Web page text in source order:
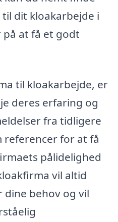
dit kloakarbejde i
på at få et godt
til kloakarbejde, er
deres erfaring og
fra tidligere
referencer for at få
pålidelighed
vil altid
behov og vil